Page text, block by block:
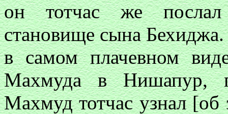
он тотчас же послал
становище сына
в самом плачевном
Махмуда в Нишапур,
Махмуд тотчас узнал [об